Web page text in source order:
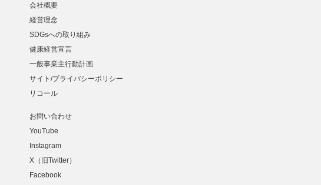
会社概要
経営理念
SDGsへの取り組み
健康経営宣言
一般事業主行動計画
サイト/プライバシーポリシー
リコール
お問い合わせ
YouTube
Instagram
X（旧Twitter）
Facebook